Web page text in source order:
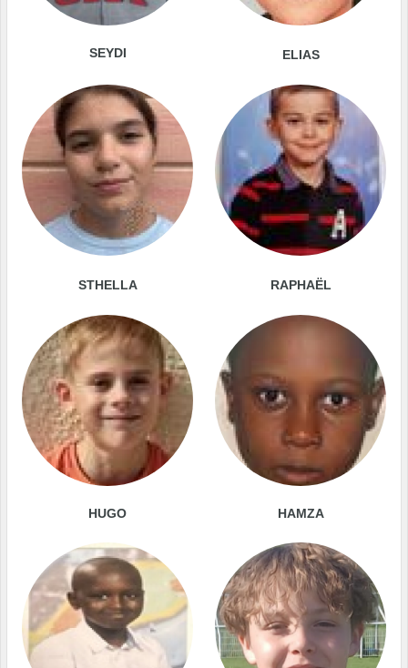
SEYDI ELIAS
STHELLA RAPHAËL
HUGO HAMZA